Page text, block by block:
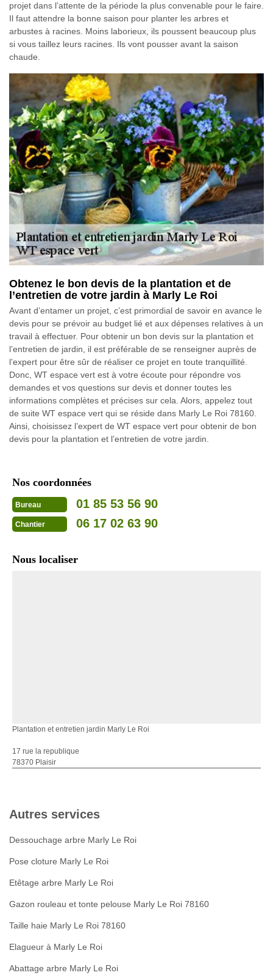
projet dans l’attente de la période la plus convenable pour le faire.
Il faut attendre la bonne saison pour planter les arbres et
arbustes à racines. Moins laborieux, ils poussent beaucoup plus
si vous taillez leurs racines. Ils vont pousser avant la saison
chaude.
Obtenez le bon devis de la plantation et de
l’entretien de votre jardin à Marly Le Roi
Avant d’entamer un projet, c’est primordial de savoir en avance le
devis pour se prévoir au budget lié et aux dépenses relatives à un
travail à effectuer. Pour obtenir un bon devis sur la plantation et
l’entretien de jardin, il est préférable de se renseigner auprès de
l’expert pour être sûr de réaliser ce projet en toute tranquillité.
Donc, WT espace vert est à votre écoute pour répondre vos
demandes et vos questions sur devis et donner toutes les
informations complètes et précises sur cela. Alors, appelez tout
de suite WT espace vert qui se réside dans Marly Le Roi 78160.
Ainsi, choisissez l’expert de WT espace vert pour obtenir de bon
devis pour la plantation et l’entretien de votre jardin.
Nos coordonnées
Bureau 01 85 53 56 90
Chantier 06 17 02 63 90
Nous localiser
Plantation et entretien jardin Marly Le Roi
17 rue la republique
78370 Plaisir
Autres services
Dessouchage arbre Marly Le Roi
Pose cloture Marly Le Roi
Etêtage arbre Marly Le Roi
Gazon rouleau et tonte pelouse Marly Le Roi 78160
Taille haie Marly Le Roi 78160
Elagueur à Marly Le Roi
Abattage arbre Marly Le Roi